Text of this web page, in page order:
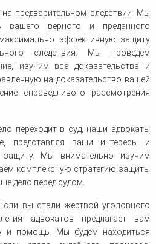
предварительном следствии: Мы
верного и преданного
эффективную защиту
следствия. Мы проведем
изучим все доказательства и
на доказательство вашей
справедливого рассмотрения
переходит в суд, наши адвокаты
представляя ваши интересы и
защиту. Мы внимательно изучим
комплексную стратегию защиты
дело перед судом.
вы стали жертвой уголовного
адвокатов предлагает вам
и помощь. Мы будем находиться